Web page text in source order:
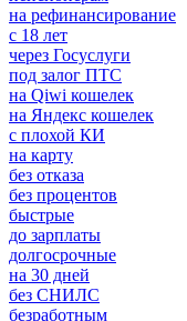
на рефинансирование
с 18 лет
через Госуслуги
под залог ПТС
на Qiwi кошелек
на Яндекс кошелек
с плохой КИ
на карту
без отказа
без процентов
быстрые
до зарплаты
долгосрочные
на 30 дней
без СНИЛС
безработным